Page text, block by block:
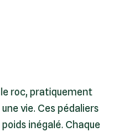
roc, pratiquement
vie. Ces pédaliers
inégalé. Chaque